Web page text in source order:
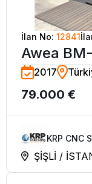
İlan No: 12841
Awea
Merkezi-
2017
79.000 €
KRP CNC
ŞİŞLİ /